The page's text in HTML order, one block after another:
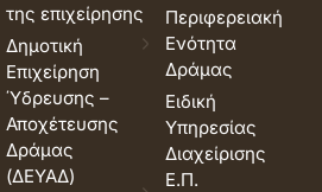
της επιχείρησης
Δημοτική
Επιχείρηση
Ύδρευσης –
Αποχέτευσης
Δράμας
(ΔΕΥΑΔ)
Περιφερειακή
Ενότητα
Δράμας
Ειδική
Υπηρεσίας
Διαχείρισης
Ε.Π.